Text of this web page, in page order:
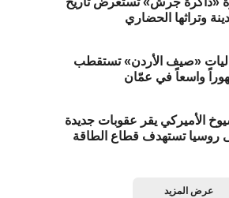
وتراثها الحضاري
«صيف الأردن» تستقطب
واسعاً في عمّان
الأميركي يقر عقوبات جديدة
روسيا تستهدف قطاع الطاقة
عرض المزيد